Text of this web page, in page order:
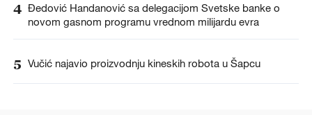
4 Đedović Handanović sa delegacijom Svetske banke o
novom gasnom programu vrednom milijardu evra
5 Vučić najavio proizvodnju kineskih robota u Šapcu